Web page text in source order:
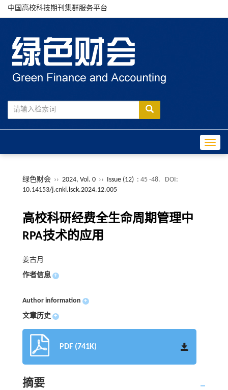
中国高校科技期刊集群服务平台
绿色财会 ›› 2024, Vol. 0 ›› Issue (12) : 45 -48.
DOI:
10.14153/j.cnki.lsck.2024.12.005
高校科研经费全生命周期管理中
RPA技术的应用
姜古月
作者信息 +
Author information +
文章历史 +
PDF (741K)
摘要